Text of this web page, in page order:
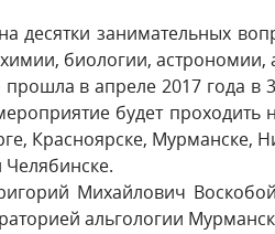
десятки занимательных
биологии, астрономии,
в апреле 2017 года в
будет
Красноярске, Мурманске,
Челябинске.
Михайлович
альгологии